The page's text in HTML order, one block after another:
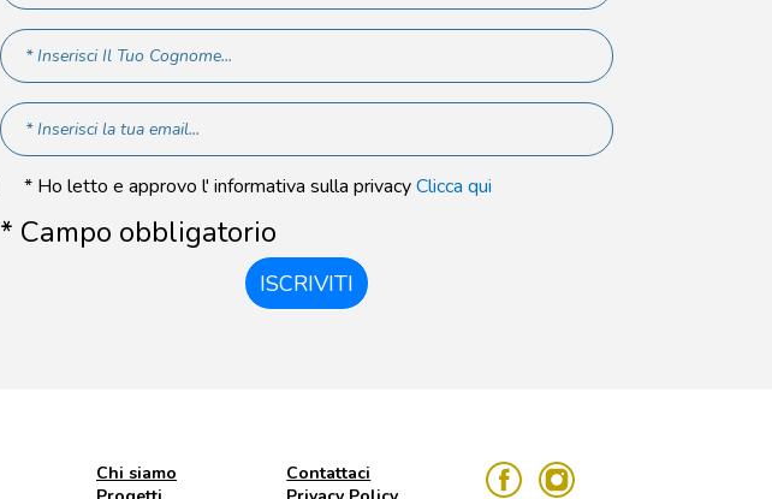
* Ho letto e approvo l' informativa sulla privacyClicca qui
* Campo obbligatorio
ISCRIVITI
Chi siamo
Contattaci